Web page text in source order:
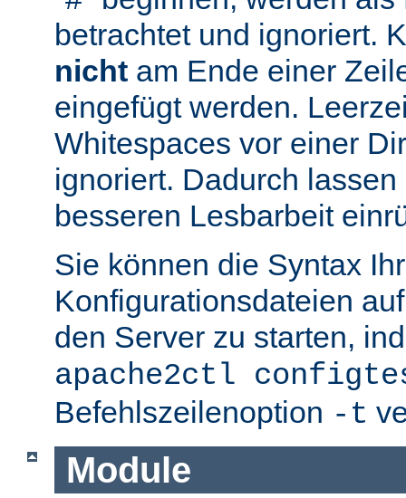
betrachtet und ignoriert.
nicht am Ende einer
eingefügt werden.
Whitespaces vor einer
ignoriert. Dadurch
besseren Lesbarbeit
Sie können die Syntax
Konfigurationsdateien
den Server zu starten,
apache2ctl
Befehlszeilenoption -t
Module